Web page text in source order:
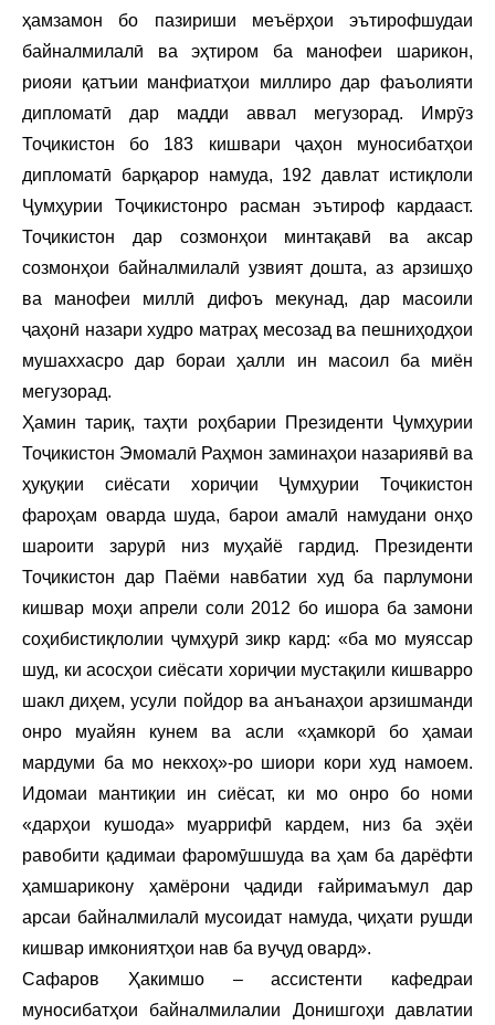
ҳамзамон бо пазириши меъёрҳои эътирофшудаи
байналмилалӣ ва эҳтиром ба манофеи шарикон,
риояи қатъии манфиатҳои миллиро дар фаъолияти
дипломатӣ дар мадди аввал мегузорад. Имрӯз
Тоҷикистон бо 183 кишвари ҷаҳон муносибатҳои
дипломатӣ барқарор намуда, 192 давлат истиқлоли
Ҷумҳурии Тоҷикистонро расман эътироф кардааст.
Тоҷикистон дар созмонҳои минтақавӣ ва аксар
созмонҳои байналмилалӣ узвият дошта, аз арзишҳо
ва манофеи миллӣ дифоъ мекунад, дар масоили
ҷаҳонӣ назари худро матраҳ месозад ва пешниҳодҳои
мушаххасро дар бораи ҳалли ин масоил ба миён
мегузорад.
Ҳамин тариқ, таҳти роҳбарии Президенти Ҷумҳурии
Тоҷикистон Эмомалӣ Раҳмон заминаҳои назариявӣ ва
ҳуқуқии сиёсати хориҷии Ҷумҳурии Тоҷикистон
фароҳам оварда шуда, барои амалӣ намудани онҳо
шароити зарурӣ низ муҳайё гардид. Президенти
Тоҷикистон дар Паёми навбатии худ ба парлумони
кишвар моҳи апрели соли 2012 бо ишора ба замони
соҳибистиқлолии ҷумҳурӣ зикр кард: «ба мо муяссар
шуд, ки асосҳои сиёсати хориҷии мустақили кишварро
шакл диҳем, усули пойдор ва анъанаҳои арзишманди
онро муайян кунем ва асли «ҳамкорӣ бо ҳамаи
мардуми ба мо некхоҳ»-ро шиори кори худ намоем.
Идомаи мантиқии ин сиёсат, ки мо онро бо номи
«дарҳои кушода» муаррифӣ кардем, низ ба эҳёи
равобити қадимаи фаромӯшшуда ва ҳам ба дарёфти
ҳамшарикону ҳамёрони ҷадиди ғайримаъмул дар
арсаи байналмилалӣ мусоидат намуда, ҷиҳати рушди
кишвар имкониятҳои нав ба вуҷуд овард».
Сафаров Ҳакимшо – ассистенти кафедраи
муносибатҳои байналмилалии Донишгоҳи давлатии